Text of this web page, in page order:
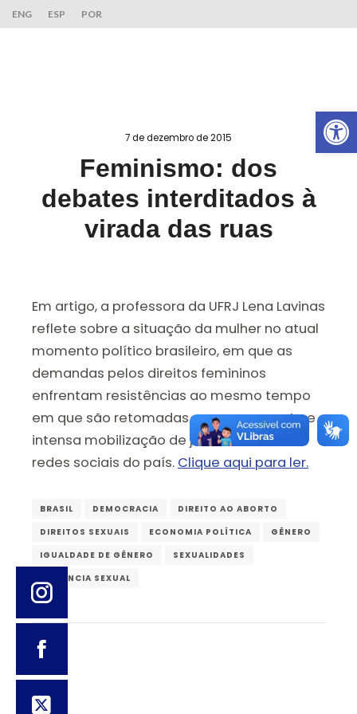
ENG ESP POR
7 de dezembro de 2015
Feminismo: dos
debates interditados à
virada das ruas
Em artigo, a professora da UFRJ Lena Lavinas
reflete sobre a situação da mulher no atual
momento político brasileiro, em que as
demandas pelos direitos femininos
enfrentam resistências ao mesmo tempo
em que são retomadas por uma recente e
intensa mobilização de jovens nas ruas e
redes sociais do país. Clique aqui para ler.
BRASIL DEMOCRACIA
DIREITO AO ABORTO
DIREITOS SEXUAIS
ECONOMIA POLÍTICA
GÊNERO
IGUALDADE DE GÊNERO
SEXUALIDADES
VIOLÊNCIA SEXUAL